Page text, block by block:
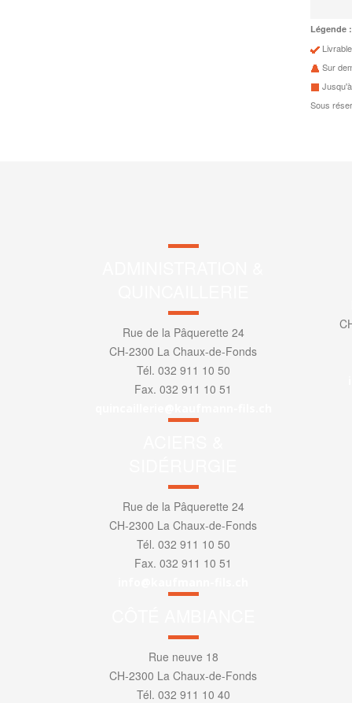
Légende :
Livrable
Sur
Sous
Rue de la Pâquerette 24
CH-2300 La Chaux-de-Fonds
Tél. 032 911 10 50
Fax. 032 911 10 51
Rue de la Pâquerette 24
CH-2300 La Chaux-de-Fonds
Tél. 032 911 10 50
Fax. 032 911 10 51
Rue neuve 18
CH-2300 La Chaux-de-Fonds
Tél. 032 911 10 40